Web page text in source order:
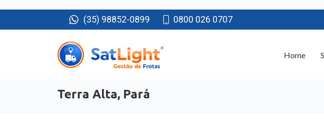
(35) 98852-0899 0800 026 0707
Terra Alta, Pará